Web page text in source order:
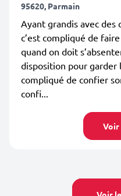
95620, Parmain
Ayant grandis avec des
c’est compliqué de
quand on doit
disposition pour garder
compliqué de confier
confi...
Voir